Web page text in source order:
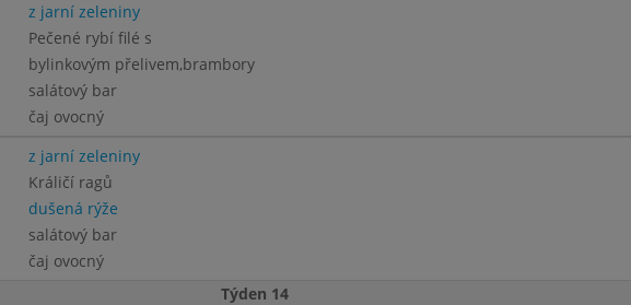
z jarní zeleniny
Pečené rybí filé s
bylinkovým přelivem,brambory
salátový bar
čaj ovocný
z jarní zeleniny
Králičí ragů
dušená rýže
salátový bar
čaj ovocný
Týden 14